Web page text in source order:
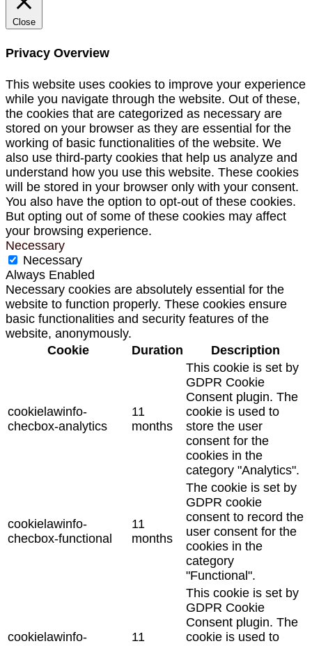
Close
Privacy Overview
This website uses cookies to improve your experience
while you navigate through the website. Out of these,
the cookies that are categorized as necessary are
stored on your browser as they are essential for the
working of basic functionalities of the website. We
also use third-party cookies that help us analyze and
understand how you use this website. These cookies
will be stored in your browser only with your consent.
You also have the option to opt-out of these cookies.
But opting out of some of these cookies may affect
your browsing experience.
Necessary
Necessary
Always Enabled
Necessary cookies are absolutely essential for the
website to function properly. These cookies ensure
basic functionalities and security features of the
website, anonymously.
Cookie
Duration Description
cookielawinfo-
checbox-analytics
11
months
This cookie is set by
GDPR Cookie
Consent plugin. The
cookie is used to
store the user
consent for the
cookies in the
category "Analytics".
cookielawinfo-
checbox-functional
11
months
The cookie is set by
GDPR cookie
consent to record the
user consent for the
cookies in the
category
"Functional".
cookielawinfo-
11
This cookie is set by
GDPR Cookie
Consent plugin. The
cookie is used to